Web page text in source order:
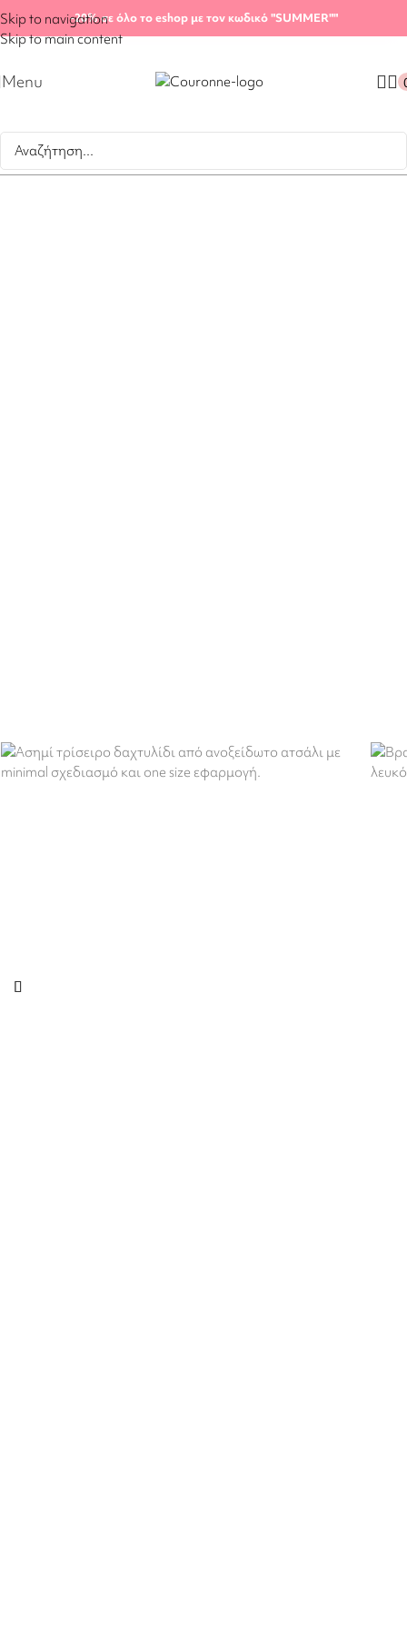
Skip to navigation
Skip to main content
-20%σε όλο το eshop με τον κωδικό "SUMMER""
Menu